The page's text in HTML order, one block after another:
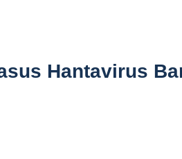
Hantavirus